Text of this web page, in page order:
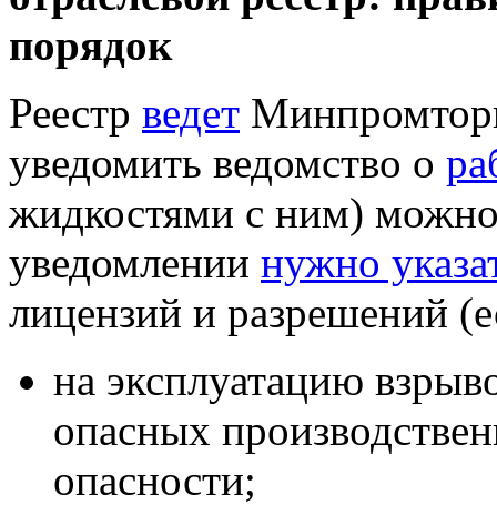
порядок
Реестр ведет
уведомить ведомство о
жидкостями с ним)
уведомлении нужно
лицензий и разрешений
на эксплуатацию
опасных
опасности;